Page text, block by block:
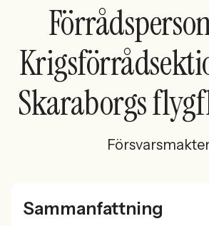
Ny här? Skapa konto
Skaraborgs
Sammanfattning